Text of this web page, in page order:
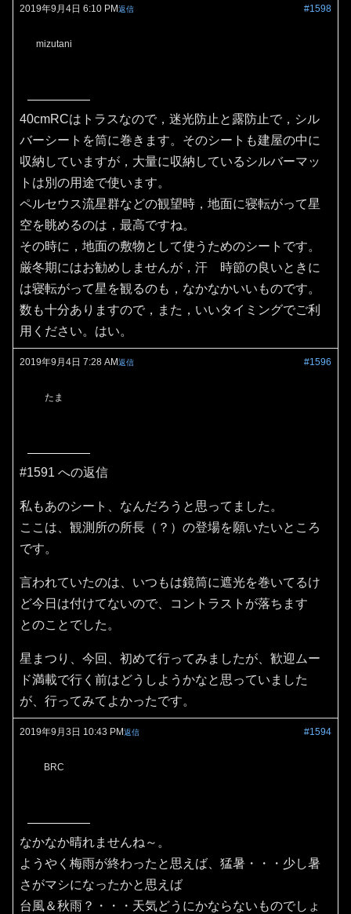
2019年9月4日 6:10 PM #1598
返信
mizutani
40cmRCはトラスなので，迷光防止と露防止で，シル
バーシートを筒に巻きます。そのシートも建屋の中に
収納していますが，大量に収納しているシルバーマッ
トは別の用途で使います。
ペルセウス流星群などの観望時，地面に寝転がって星
空を眺めるのは，最高ですね。
その時に，地面の敷物として使うためのシートです。
厳冬期にはお勧めしませんが，汗 時節の良いときに
は寝転がって星を観るのも，なかなかいいものです。
数も十分ありますので，また，いいタイミングでご利
用ください。はい。
2019年9月4日 7:28 AM #1596
返信
たま
#1591 への返信
私もあのシート、なんだろうと思ってました。
ここは、観測所の所長（？）の登場を願いたいところ
です。
言われていたのは、いつもは鏡筒に遮光を巻いてるけ
ど今日は付けてないので、コントラストが落ちます
とのことでした。
星まつり、今回、初めて行ってみましたが、歓迎ムー
ド満載で行く前はどうしようかなと思っていました
が、行ってみてよかったです。
2019年9月3日 10:43 PM #1594
返信
BRC
なかなか晴れませんね～。
ようやく梅雨が終わったと思えば、猛暑・・・少し暑
さがマシになったかと思えば
台風＆秋雨？・・・天気どうにかならないものでしょ